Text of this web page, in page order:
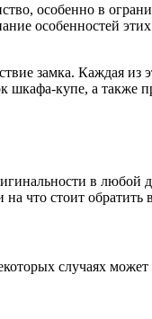
особенно в
особенностей
замка. Каждая из
шкафа-купе, а также
в
что стоит
случаях может